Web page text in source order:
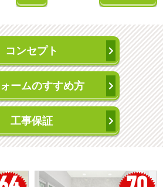
コンセプト
ームのすすめ方
工事保証